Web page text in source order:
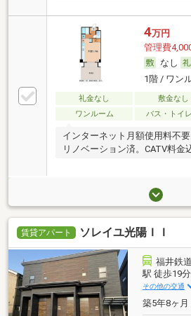
4万円
管理費
なし
1階 / ワン
礼金なし 敷金なし
ワンルーム
バス・トイ
インターネット月額使用料不
リノベーション済。CATV料金
賃貸アパート ソレイユ光陽ＩＩ
福井鉄
駅 徒歩19分
その他の交通
築5年8ヶ月